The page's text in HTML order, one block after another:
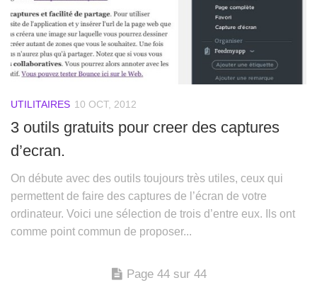
UTILITAIRES 10 OCT, 2012
3 outils gratuits pour creer des captures
d’ecran.
On débute avec des outils toujours très utiles, ceux qui
permettent de faire des captures de l’écran de votre
ordinateur. Voici une sélection de trois d’entre eux. Ils ont
comme point commun de proposer...
Page 44 sur 44